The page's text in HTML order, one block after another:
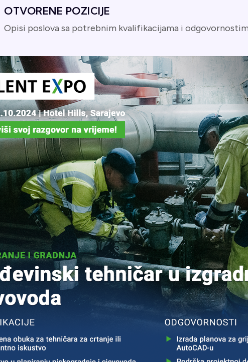
OTVORENE POZICIJE
Opisi poslova sa potrebnim kvalifikacijama i